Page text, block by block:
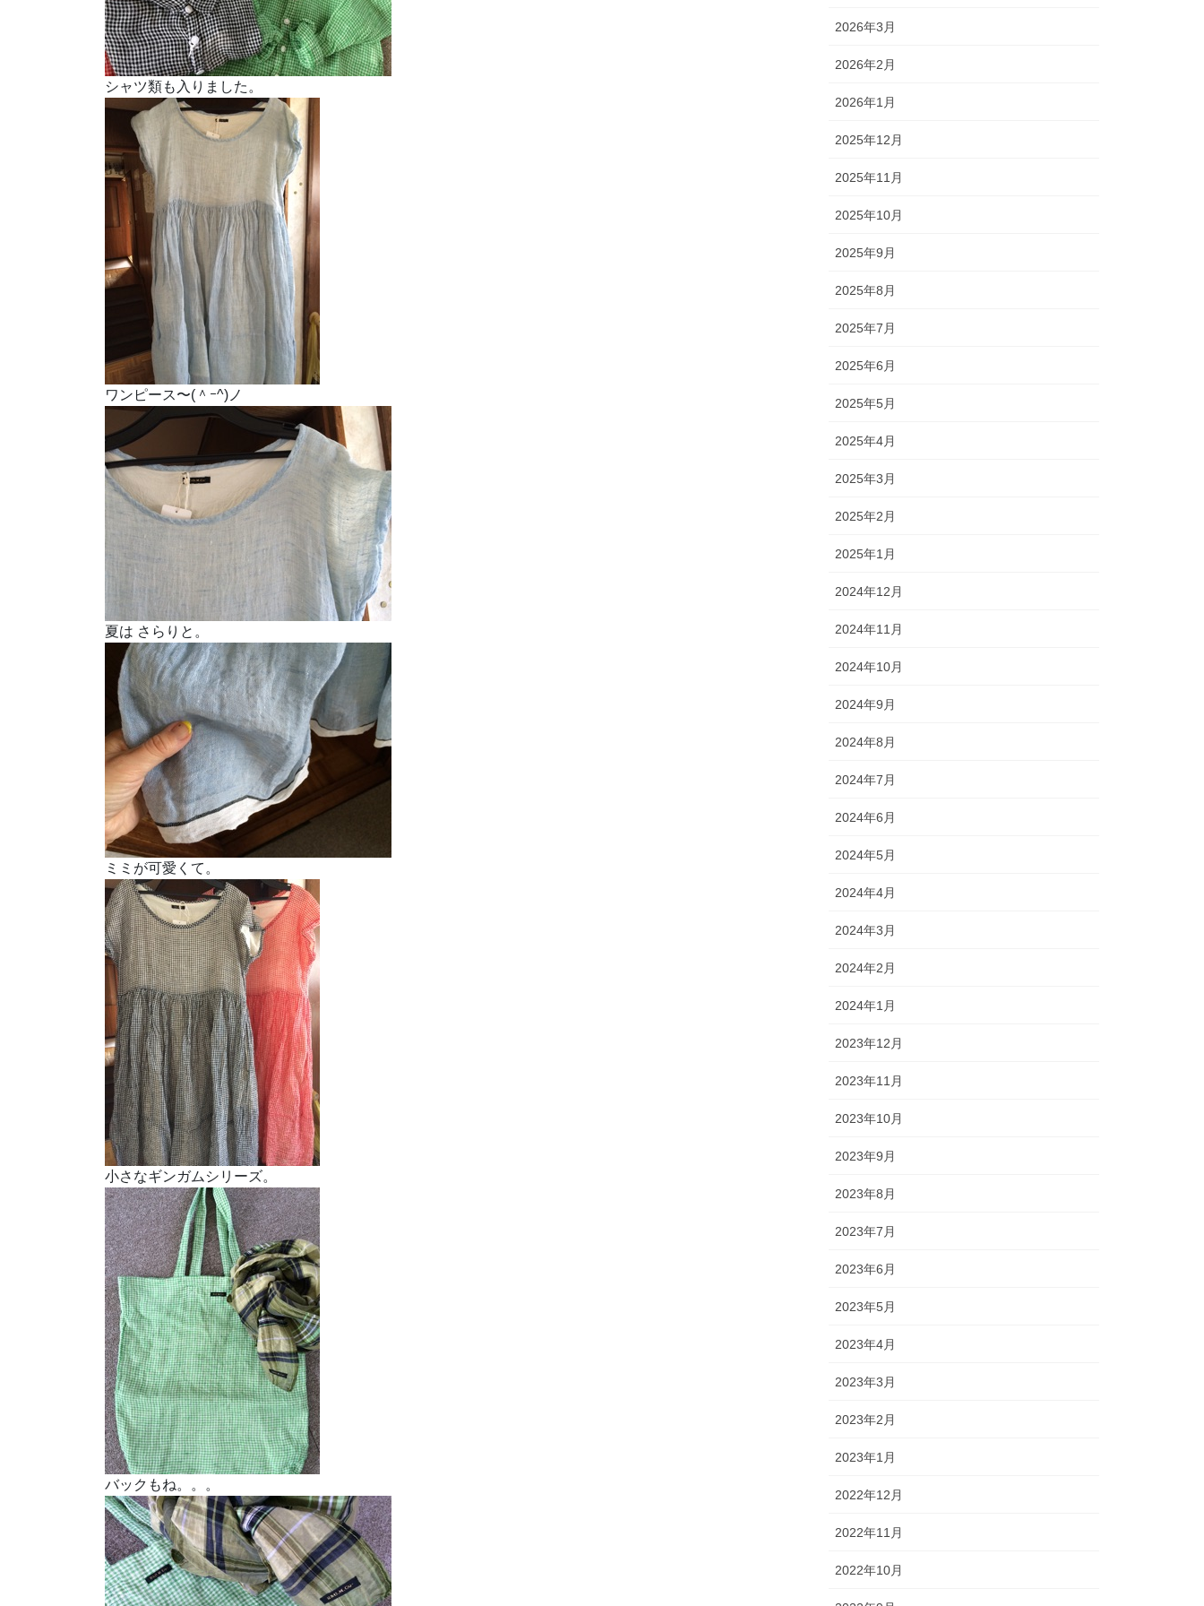
シャツ類も入りました。
ワンピース〜(＾ｰ^)ノ
夏は さらりと。
ミミが可愛くて。
小さなギンガムシリーズ。
バックもね。。。
2026年3月
2026年2月
2026年1月
2025年12月
2025年11月
2025年10月
2025年9月
2025年8月
2025年7月
2025年6月
2025年5月
2025年4月
2025年3月
2025年2月
2025年1月
2024年12月
2024年11月
2024年10月
2024年9月
2024年8月
2024年7月
2024年6月
2024年5月
2024年4月
2024年3月
2024年2月
2024年1月
2023年12月
2023年11月
2023年10月
2023年9月
2023年8月
2023年7月
2023年6月
2023年5月
2023年4月
2023年3月
2023年2月
2023年1月
2022年12月
2022年11月
2022年10月